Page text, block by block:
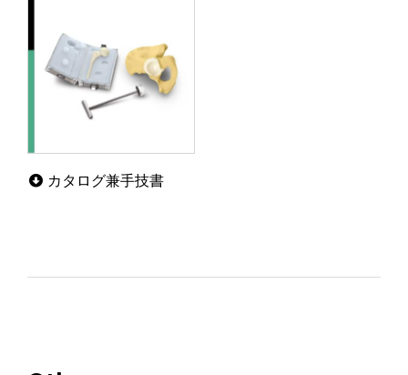
カタログ兼手技書